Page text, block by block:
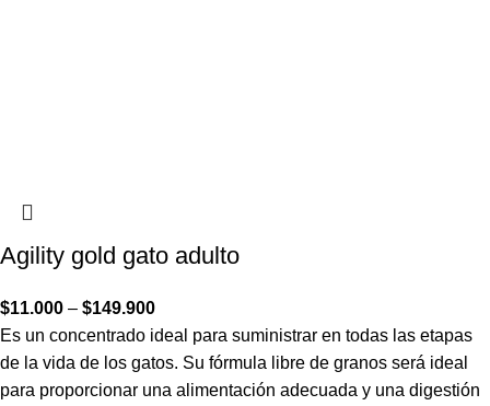
Agility gold gato adulto
$11.000 – $149.900
Es un concentrado ideal para suministrar en todas las etapas
de la vida de los gatos. Su fórmula libre de granos será ideal
para proporcionar una alimentación adecuada y una digestión